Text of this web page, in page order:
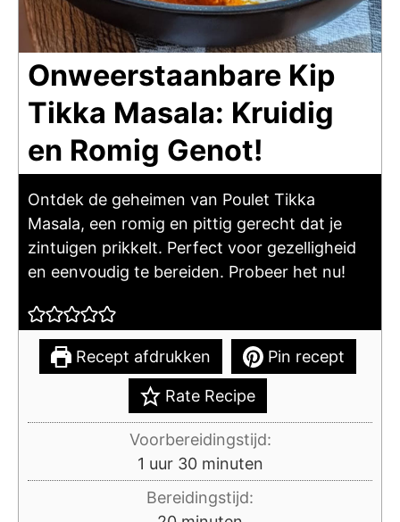
Onweerstaanbare Kip
Tikka Masala: Kruidig
en Romig Genot!
Ontdek de geheimen van Poulet Tikka
Masala, een romig en pittig gerecht dat je
zintuigen prikkelt. Perfect voor gezelligheid
en eenvoudig te bereiden. Probeer het nu!
Recept afdrukken Pin recept
Rate Recipe
Voorbereidingstijd:
1 uur
uur 30minuten
minuten
Bereidingstijd: